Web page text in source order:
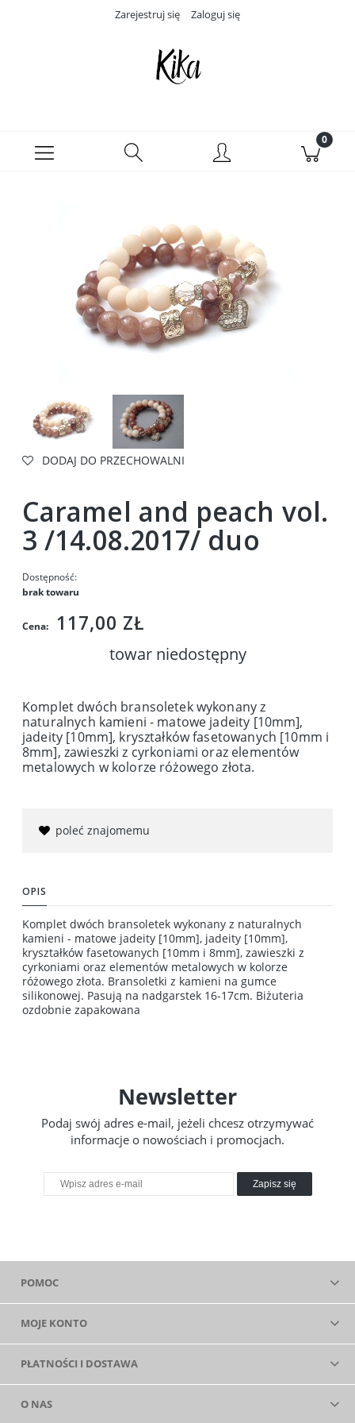
Zarejestruj się Zaloguj się
DODAJ DO PRZECHOWALNI
Caramel and peach vol.
3 /14.08.2017/ duo
Dostępność:
brak towaru
Cena: 117,00 ZŁ
towar niedostępny
Komplet dwóch bransoletek wykonany z
naturalnych kamieni - matowe jadeity [10mm],
jadeity [10mm], kryształków fasetowanych [10mm i
8mm], zawieszki z cyrkoniami oraz elementów
metalowych w kolorze różowego złota.
poleć znajomemu
OPIS
Komplet dwóch bransoletek wykonany z naturalnych
kamieni - matowe jadeity [10mm], jadeity [10mm],
kryształków fasetowanych [10mm i 8mm], zawieszki z
cyrkoniami oraz elementów metalowych w kolorze
różowego złota. Bransoletki z kamieni na gumce
silikonowej. Pasują na nadgarstek 16-17cm. Biżuteria
ozdobnie zapakowana
Newsletter
Podaj swój adres e-mail, jeżeli chcesz otrzymywać
informacje o nowościach i promocjach.
Zapisz się
POMOC
MOJE KONTO
PŁATNOŚCI I DOSTAWA
O NAS